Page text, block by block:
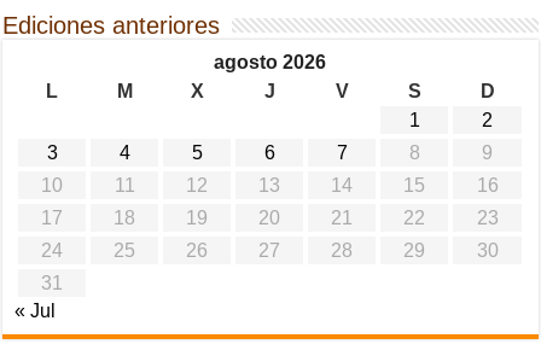
Ediciones anteriores
agosto 2026
L
M X J V S
D
1
2
3
4 5 6 7 8
9
10
11 12 13 14 15
16
17
18 19 20 21 22
23
24
25 26 27 28 29
30
31
« Jul